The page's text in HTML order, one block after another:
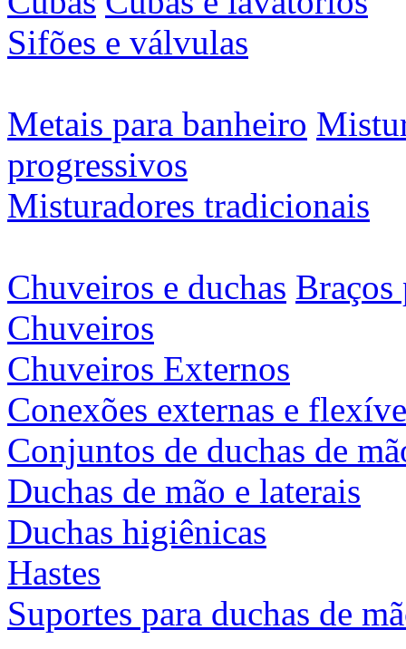
Sifões e válvulas
Metais para banheiro
progressivos
Misturadores tradicionais
Chuveiros e duchas Braços
Chuveiros
Chuveiros Externos
Conexões externas e
Conjuntos de duchas de
Duchas de mão e laterais
Duchas higiênicas
Hastes
Suportes para duchas de